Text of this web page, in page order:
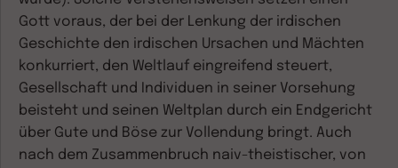
Gott voraus, der bei der Lenkung der irdischen
Geschichte den irdischen Ursachen und Mächten
konkurriert, den Weltlauf eingreifend steuert,
Gesellschaft und Individuen in seiner Vorsehung
beisteht und seinen Weltplan durch ein Endgericht
über Gute und Böse zur Vollendung bringt. Auch
nach dem Zusammenbruch naiv-theistischer, von